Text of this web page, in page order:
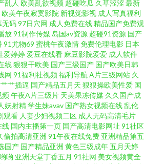
一页影院 人人操夜夜爽 91干逼视频 成人α在线
网 www91福利 韩国福利影院二区 欧美综合婷
模 久草欧美性爱 日韩久久推油 91n视频网站 超
院欧美系列 91视频播放 福利射深夜av 日本性天
美日韩色中色 午夜剧院 91小视频黄 国产精品福
人妻 偷拍97av 国产精品久草福利 日韩妇女性影
月天 久久9热 日韩五月丁香影院 操碰五月天 狠
乱人 欧美乱欲视频 超碰吃瓜 久草涩涩 最新
欧美午夜寂寞影院 新视觉影视 成人写真福利
无码97日穴网 成人免费在线精品国产免费观
放91制作传媒 岛国av资源 超碰91资源 国产
91尤物69 蜜桃午夜激情免费伦理电影 日本
爱婷婷 爱豆在线看 麻豆影院爱爱 成人软件
线狠狠干欧美 国产三级国产 国产欧美日韩
网 91福利社视频福利导航 A片三级网站 久
艹插逼 国产精品五月天 狠狠操欧美性爱 国
频午夜A片三级片 天美果冻传媒 久久国产成
妖射精学生妹avav 国产熟女视频在线乱伦
观看 人妻少妇视频二区 成人无码高清毛片
线 国内主播第一页 国产高清电影网址 91社区
偷拍高清亚洲 91午夜在线免费 亚洲精品第五
国产 国产精品亚洲 黄色三级成年五月天婷
哟 亚洲天堂丁香五月 91社网 美女视频黄全